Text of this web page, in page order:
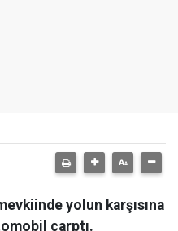
yolun karşısına
çarptı.